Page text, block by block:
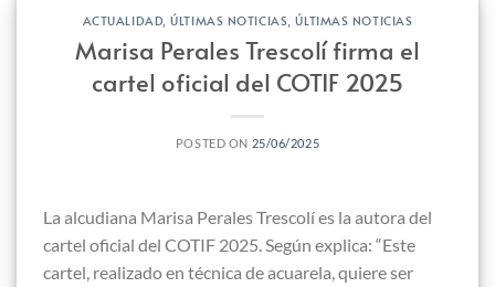
ACTUALIDAD,ÚLTIMAS NOTICIAS,ÚLTIMAS NOTICIAS
Marisa Perales Trescolí firma el
cartel oficial del COTIF 2025
POSTED ON 25/06/2025
La alcudiana Marisa Perales Trescolí es la autora del
cartel oficial del COTIF 2025. Según explica: “Este
cartel, realizado en técnica de acuarela, quiere ser